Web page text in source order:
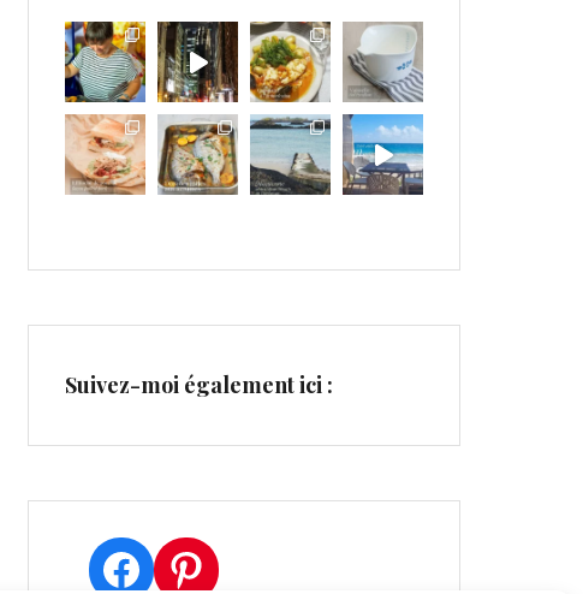
Suivez-moi également ici :
Facebook
Pinterest